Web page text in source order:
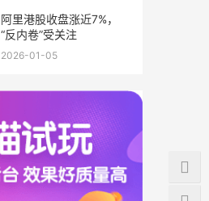
阿里港股收盘涨近7%，
“反内卷”受关注
2026-01-05